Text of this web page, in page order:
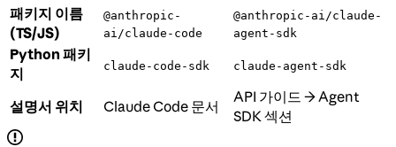
패키지 이름
(TS/JS)
@anthropic-
ai/claude-code
@anthropic-ai/claude-
agent-sdk
Python 패키
지
claude-code-sdk claude-agent-sdk
설명서 위치 Claude Code 문서
API 가이드 → Agent
SDK 섹션